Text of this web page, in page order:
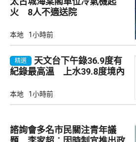
火 8人不適送院
本地 1小時前
精選
天文台下午錄36.9度有
紀錄最高溫 上水39.8度境內
本地 1小時前
諮詢會多名市民關注青年議